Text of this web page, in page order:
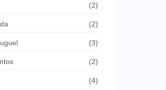
(2)
(2)
(3)
(2)
(4)